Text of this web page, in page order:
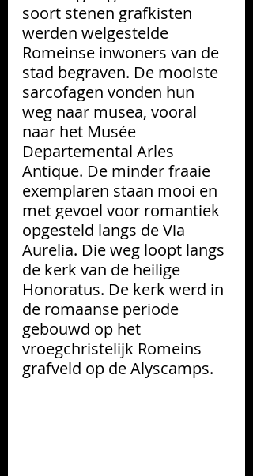
soort stenen grafkisten
werden welgestelde
Romeinse inwoners van de
stad begraven. De mooiste
sarcofagen vonden hun
weg naar musea, vooral
naar het Musée
Departemental Arles
Antique. De minder fraaie
exemplaren staan mooi en
met gevoel voor romantiek
opgesteld langs de Via
Aurelia. Die weg loopt langs
de kerk van de heilige
Honoratus. De kerk werd in
de romaanse periode
gebouwd op het
vroegchristelijk Romeins
grafveld op de Alyscamps.